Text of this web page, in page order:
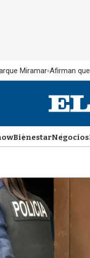
Miramar Afirman
BienestarNegocios